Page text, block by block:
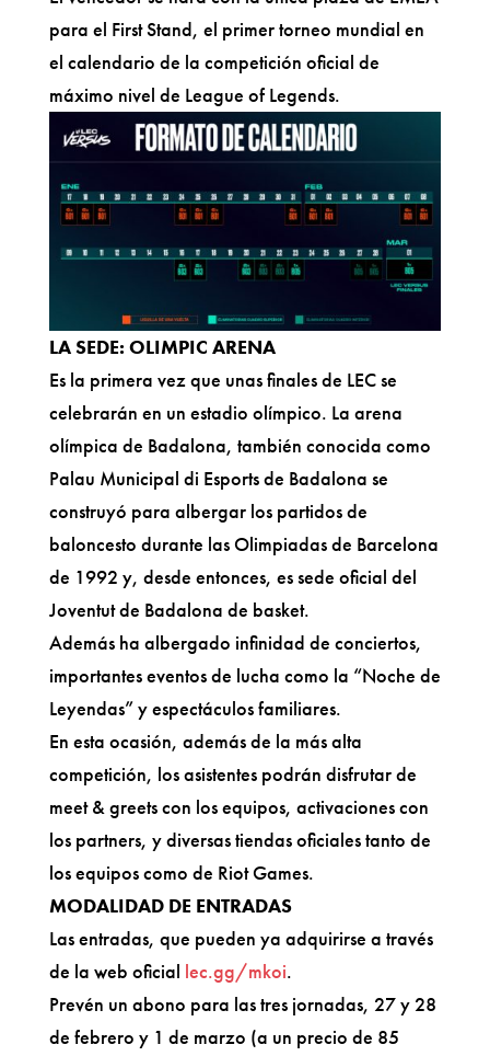
para el First Stand, el primer torneo mundial en
el calendario de la competición oficial de
máximo nivel de League of Legends.
LA SEDE: OLIMPIC ARENA
Es la primera vez que unas finales de LEC se
celebrarán en un estadio olímpico. La arena
olímpica de Badalona, también conocida como
Palau Municipal di Esports de Badalona se
construyó para albergar los partidos de
baloncesto durante las Olimpiadas de Barcelona
de 1992 y, desde entonces, es sede oficial del
Joventut de Badalona de basket.
Además ha albergado infinidad de conciertos,
importantes eventos de lucha como la “Noche de
Leyendas” y espectáculos familiares.
En esta ocasión, además de la más alta
competición, los asistentes podrán disfrutar de
meet & greets con los equipos, activaciones con
los partners, y diversas tiendas oficiales tanto de
los equipos como de Riot Games.
MODALIDAD DE ENTRADAS
Las entradas, que pueden ya adquirirse a través
de la web oficial lec.gg/mkoi.
Prevén un abono para las tres jornadas, 27 y 28
de febrero y 1 de marzo (a un precio de 85